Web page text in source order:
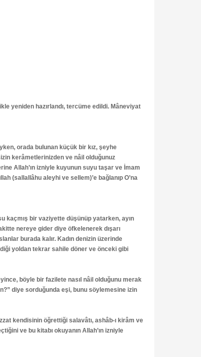
yeniden hazırlandı, tercüme edildi. Mâneviyat
orada bulunan küçük bir kız, şeyhe
kerâmetlerinizden ve nâil olduğunuz
Allah’ın izniyle kuyunun suyu taşar ve İmam
(sallallâhu aleyhi ve sellem)’e bağlanıp O’na
kaçmış bir vaziyette düşünüp yatarken, ayın
nereye gider diye öfkelenerek dışarı
burada kalır. Kadın denizin üzerinde
yoldan tekrar sahile döner ve önceki gibi
böyle bir fazilete nasıl nâil olduğunu merak
diye sorduğunda eşi, bunu söylemesine izin
kendisinin öğrettiği salavâtı, ashâb-ı kirâm ve
ve bu kitabı okuyanın Allah’ın izniyle